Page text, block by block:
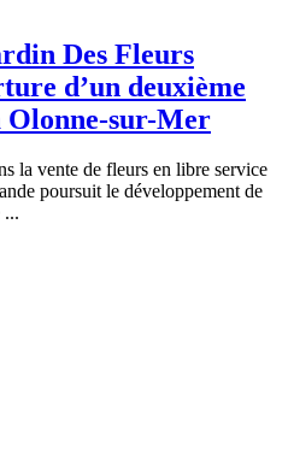
Des Fleurs
d’un deuxième
Olonne-sur-Mer
la vente de fleurs en libre service
poursuit le développement de
...